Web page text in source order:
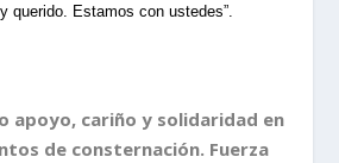
querido. Estamos con ustedes”.
apoyo, cariño y solidaridad en
de consternación. Fuerza